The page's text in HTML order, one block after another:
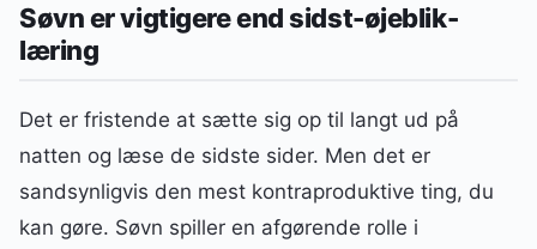
Søvn er vigtigere end sidst-øjeblik-
læring
Det er fristende at sætte sig op til langt ud på
natten og læse de sidste sider. Men det er
sandsynligvis den mest kontraproduktive ting, du
kan gøre. Søvn spiller en afgørende rolle i